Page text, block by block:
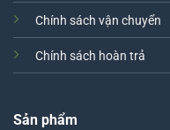
Chính sách vận chuyển
Chính sách hoàn trả
Sản phẩm